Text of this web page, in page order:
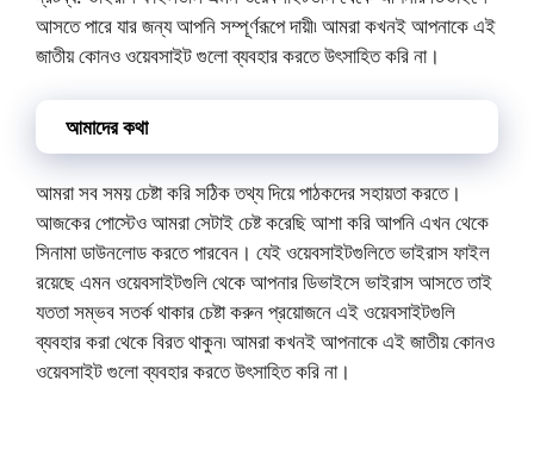
আসতে পারে যার জন্য আপনি সম্পূর্ণরূপে দায়ী৷ আমরা কখনই আপনাকে এই
জাতীয় কোনও ওয়েবসাইট গুলো ব্যবহার করতে উৎসাহিত করি না।
আমাদের কথা
আমরা সব সময় চেষ্টা করি সঠিক তথ্য দিয়ে পাঠকদের সহায়তা করতে।
আজকের পোস্টেও আমরা সেটাই চেষ্ট করেছি আশা করি আপনি এখন থেকে
সিনামা ডাউনলোড করতে পারবেন। যেই ওয়েবসাইটগুলিতে ভাইরাস ফাইল
রয়েছে এমন ওয়েবসাইটগুলি থেকে আপনার ডিভাইসে ভাইরাস আসতে তাই
যততা সম্ভব সতর্ক থাকার চেষ্টা করুন প্রয়োজনে এই ওয়েবসাইটগুলি
ব্যবহার করা থেকে বিরত থাকুন৷ আমরা কখনই আপনাকে এই জাতীয় কোনও
ওয়েবসাইট গুলো ব্যবহার করতে উৎসাহিত করি না।